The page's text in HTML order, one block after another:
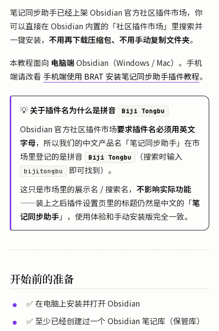
笔记同步助手已经上架 Obsidian 官方社区插件市场，你
可以直接在 Obsidian 内置的「社区插件市场」里搜索并
一键安装， 不用再下载压缩包、不用手动复制文件夹。
本教程面向 电脑端Obsidian（Windows / Mac）。手机
端请改看 手机端使用 BRAT 安装笔记同步助手插件教程。
💡关于插件名为什么是拼音 Biji Tongbu
Obsidian 官方社区插件市场要求插件名必须用英文
字母，所以我们的中文产品名「笔记同步助手」在市
场里登记的是拼音
Biji Tongbu （搜索时输入
bijitongbu
即可找到）。
这只是市场里的展示名 / 搜索名， 不影响实际功能
——装上之后插件设置页里的标题仍然是中文的「笔
记同步助手」，使用体验和手动安装版完全一致。
开始前的准备
✅ 在电脑上安装并打开 Obsidian
✅ 至少已经创建过一个 Obsidian 笔记库（保管库）